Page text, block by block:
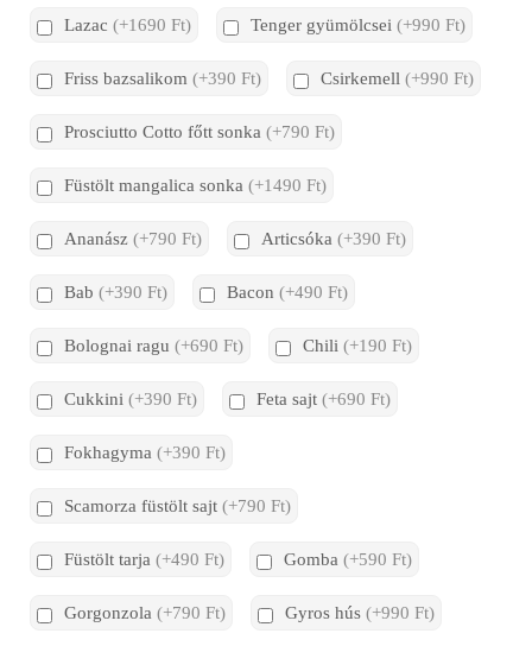
Lazac (+1690 Ft) Tenger gyümölcsei (+990 Ft)
Friss bazsalikom (+390 Ft) Csirkemell (+990 Ft)
Prosciutto Cotto főtt sonka (+790 Ft)
Füstölt mangalica sonka (+1490 Ft)
Ananász (+790 Ft) Articsóka (+390 Ft)
Bab (+390 Ft) Bacon (+490 Ft)
Bolognai ragu (+690 Ft) Chili (+190 Ft)
Cukkini (+390 Ft) Feta sajt (+690 Ft)
Fokhagyma (+390 Ft)
Scamorza füstölt sajt (+790 Ft)
Füstölt tarja (+490 Ft) Gomba (+590 Ft)
Gorgonzola (+790 Ft) Gyros hús (+990 Ft)